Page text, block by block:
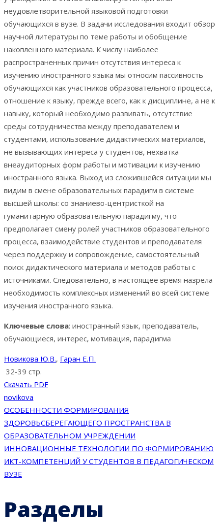
неудовлетворительной языковой подготовки
обучающихся в вузе. В задачи исследования входит обзор
научной литературы по теме работы и обобщение
накопленного материала. К числу наиболее
распространенных причин отсутствия интереса к
изучению иностранного языка мы относим пассивность
обучающихся как участников образовательного процесса,
отношение к языку, прежде всего, как к дисциплине, а не к
навыку, который необходимо развивать, отсутствие
среды сотрудничества между преподавателем и
студентами, использование дидактических материалов,
не вызывающих интереса у студентов, нехватка
внеаудиторных форм работы и мотивации к изучению
иностранного языка. Выход из сложившейся ситуации мы
видим в смене образовательных парадигм в системе
высшей школы: со знаниево-центристкой на
гуманитарную образовательную парадигму, что
предполагает смену ролей участников образовательного
процесса, взаимодействие студентов и преподавателя
через поддержку и сопровождение, самостоятельный
поиск дидактического материала и методов работы с
источниками. Следовательно, в настоящее время назрела
необходимость комплексных изменений во всей системе
изучения иностранного языка.
Ключевые слова: иностранный язык, преподаватель,
обучающиеся, интерес, мотивация, парадигма
Новикова Ю.В., Гаран Е.П.
32-39 стр.
Скачать PDF
novikova
Навигация
по
записям
ОСОБЕННОСТИ ФОРМИРОВАНИЯ
ЗДОРОВЬСБЕРЕГАЮЩЕГО ПРОСТРАНСТВА В
ОБРАЗОВАТЕЛЬНОМ УЧРЕЖДЕНИИ
ИННОВАЦИОННЫЕ ТЕХНОЛОГИИ ПО ФОРМИРОВАНИЮ
ИКТ-КОМПЕТЕНЦИЙ У СТУДЕНТОВ В ПЕДАГОГИЧЕСКОМ
ВУЗЕ
Разделы